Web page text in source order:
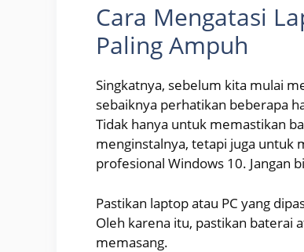
Cara Mengatasi
Paling Ampuh
Singkatnya, sebelum kita mulai
sebaiknya perhatikan beberapa
Tidak hanya untuk memastikan
menginstalnya, tetapi juga untuk
profesional Windows 10. Jangan
Pastikan laptop atau PC yang
Oleh karena itu, pastikan baterai
memasang.